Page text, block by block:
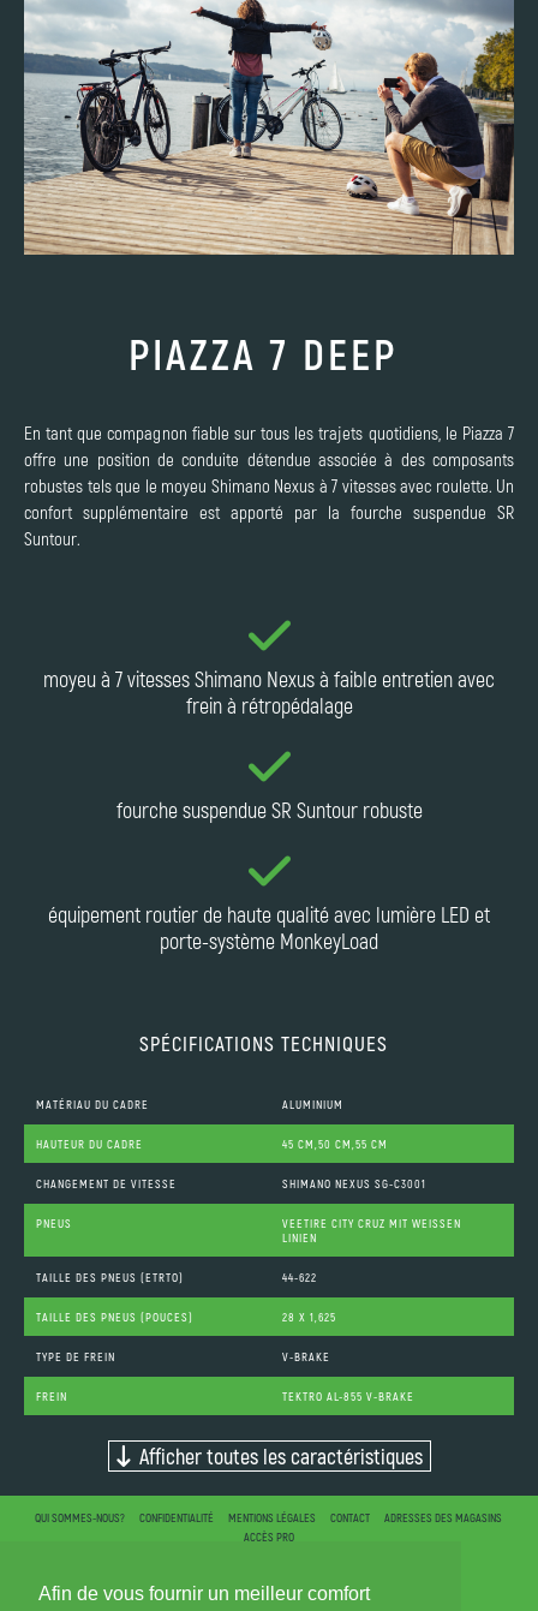
Afin de vous fournir un meilleur comfort
PIAZZA 7 DEEP
En tant que compagnon fiable sur tous les trajets quotidiens, le Piazza 7
offre une position de conduite détendue associée à des composants
robustes tels que le moyeu Shimano Nexus à 7 vitesses avec roulette. Un
confort supplémentaire est apporté par la fourche suspendue SR
Suntour.
moyeu à 7 vitesses Shimano Nexus à faible entretien avec
frein à rétropédalage
fourche suspendue SR Suntour robuste
équipement routier de haute qualité avec lumière LED et
porte-système MonkeyLoad
SPÉCIFICATIONS TECHNIQUES
MATÉRIAU DU CADRE ALUMINIUM
HAUTEUR DU CADRE 45 CM,50 CM,55 CM
CHANGEMENT DE VITESSE SHIMANO NEXUS SG-C3001
PNEUS
VEETIRE CITY CRUZ MIT WEISSEN L
INIEN
TAILLE DES PNEUS (ETRTO) 44-622
TAILLE DES PNEUS (POUCES) 28 X 1,625
TYPE DE FREIN V-BRAKE
FREIN TEKTRO AL-855 V-BRAKE
Afficher toutes les caractéristiques
QUI SOMMES-NOUS? CONFIDENTIALITÉ MENTIONS LÉGALES CONTACT
ADRESSES DES MAGASINS
ACCÈS PRO